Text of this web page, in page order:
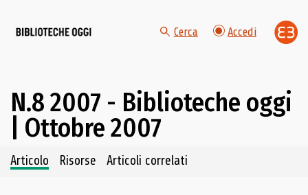
Cerca Accedi
N.8 2007 - Biblioteche oggi
| Ottobre 2007
Navigazione dei contenuti del fascicolo
Articolo Risorse Articoli correlati